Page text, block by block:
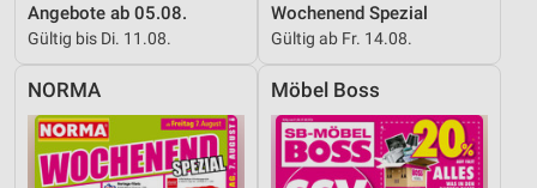
Angebote ab 05.08.
Gültig bis Di. 11.08.
Wochenend Spezial
Gültig ab Fr. 14.08.
NORMA Möbel Boss